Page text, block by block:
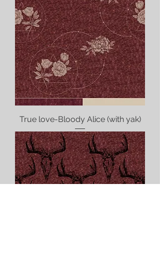
True love-Bloody Alice (with yak)